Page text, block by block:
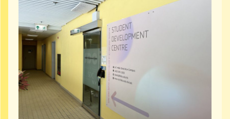
学生发展中心
特殊教育需要支援组 (HKBU-SA)